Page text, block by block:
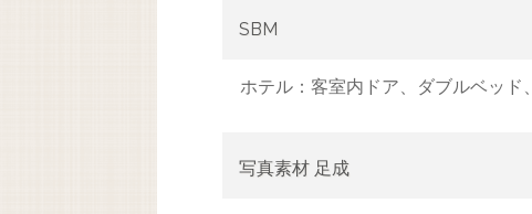
SBM
ホテル：客室内ドア、ダブルベッド
写真素材 足成